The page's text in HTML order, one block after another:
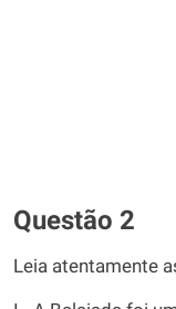
Questão 2
Leia atentamente